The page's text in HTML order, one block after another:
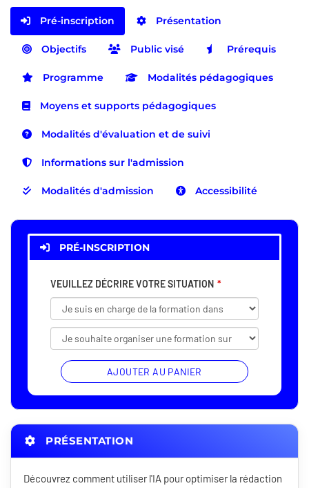
Pré-inscription Présentation
Objectifs Public visé Prérequis
Programme Modalités pédagogiques
Moyens et supports pédagogiques
Modalités d'évaluation et de suivi
Informations sur l'admission
Modalités d'admission Accessibilité
PRÉ-INSCRIPTION
VEUILLEZ DÉCRIRE VOTRE SITUATION
AJOUTER AU PANIER
PRÉSENTATION
Découvrez comment utiliser l'IA pour optimiser la rédaction